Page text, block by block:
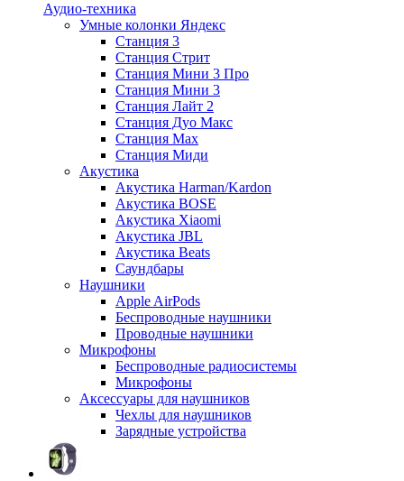
Аудио-техника
Умные колонки Яндекс
Станция 3
Станция Стрит
Станция Мини 3 Про
Станция Мини 3
Станция Лайт 2
Станция Дуо Макс
Станция Max
Станция Миди
Акустика
Акустика Harman/Kardon
Акустика BOSE
Акустика Xiaomi
Акустика JBL
Акустика Beats
Саундбары
Наушники
Apple AirPods
Беспроводные наушники
Проводные наушники
Микрофоны
Беспроводные радиосистемы
Микрофоны
Аксессуары для наушников
Чехлы для наушников
Зарядные устройства